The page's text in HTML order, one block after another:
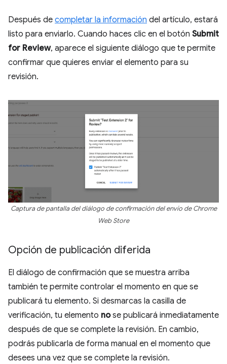
Después de completar la información del artículo, estará
listo para enviarlo. Cuando haces clic en el botón Submit
for Review, aparece el siguiente diálogo que te permite
confirmar que quieres enviar el elemento para su
revisión.
Captura de pantalla del diálogo de confirmación del envío de Chrome
Web Store
Opción de publicación diferida
El diálogo de confirmación que se muestra arriba
también te permite controlar el momento en que se
publicará tu elemento. Si desmarcas la casilla de
verificación, tu elemento nose publicará inmediatamente
después de que se complete la revisión. En cambio,
podrás publicarla de forma manual en el momento que
desees una vez que se complete la revisión.